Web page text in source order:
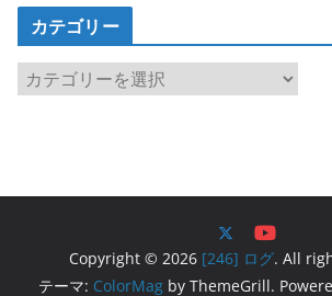
カテゴリー
カ
テ
Copyright © 2026 [246] ログ. All
テーマ: ColorMag by ThemeGrill.